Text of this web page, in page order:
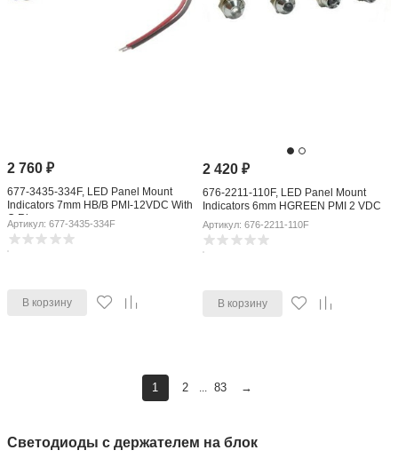
2 760₽
677-3435-334F, LED Panel Mount
Indicators 7mm HB/B PMI-12VDC With
O Ring
Артикул: 677-3435-334F
В корзину
2 420 ₽
676-2211-110F, LED Panel Mount
Indicators 6mm HGREEN PMI 2 VDC
Артикул: 676-2211-110F
В корзину
1 2 ... 83 →
Светодиоды с держателем на блок